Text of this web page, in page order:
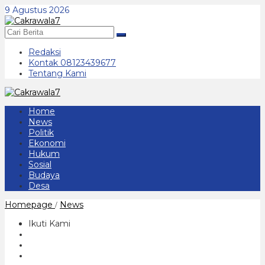
Lewati
ke
konten
9 Agustus 2026
Redaksi
Kontak 08123439677
Tentang Kami
Home
News
Politik
Ekonomi
Hukum
Sosial
Budaya
Desa
Homepage / NewsPasien
Ikuti Kami